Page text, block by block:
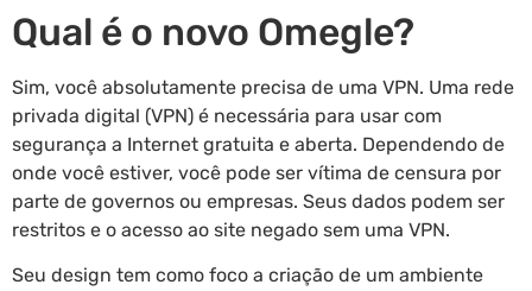
Qual é o novo Omegle?
Sim, você absolutamente precisa de uma VPN. Uma rede
privada digital (VPN) é necessária para usar com
segurança a Internet gratuita e aberta. Dependendo de
onde você estiver, você pode ser vítima de censura por
parte de governos ou empresas. Seus dados podem ser
restritos e o acesso ao site negado sem uma VPN.
Seu design tem como foco a criação de um ambiente